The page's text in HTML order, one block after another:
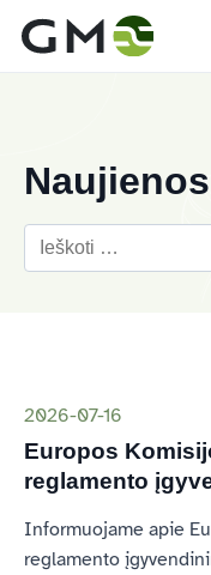
Naujienos
2026-07-16
Europos
reglamento
Informuojame apie
reglamento